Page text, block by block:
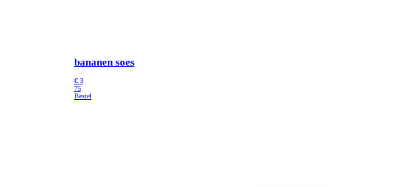
bananen soes
€ 3
75
Bestel